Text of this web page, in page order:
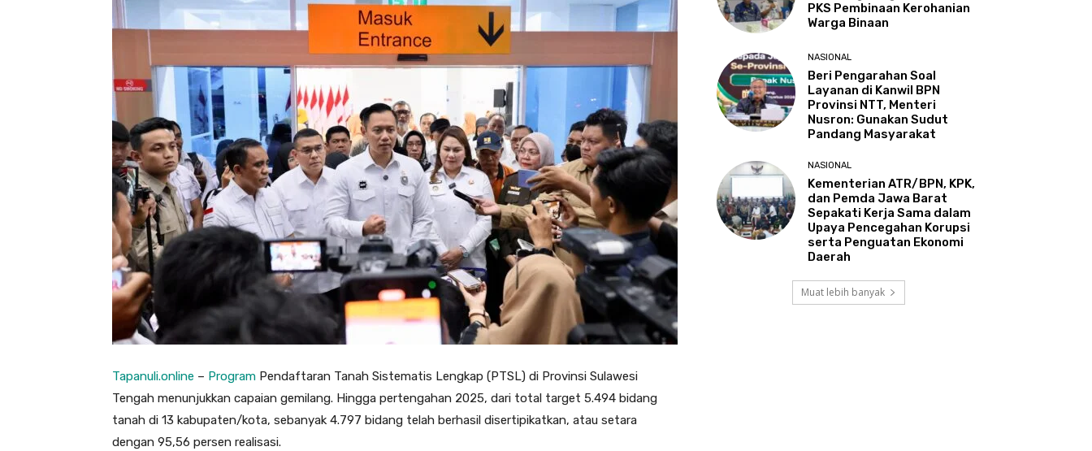
Tapanuli.online – Program Pendaftaran Tanah Sistematis Lengkap (PTSL) di Provinsi Sulawesi
Tengah menunjukkan capaian gemilang. Hingga pertengahan 2025, dari total target 5.494 bidang
tanah di 13 kabupaten/kota, sebanyak 4.797 bidang telah berhasil disertipikatkan, atau setara
dengan 95,56 persen realisasi.
PKS Pembinaan Kerohanian
Warga Binaan
NASIONAL
Beri Pengarahan Soal
Layanan di Kanwil BPN
Provinsi NTT, Menteri
Nusron: Gunakan Sudut
Pandang Masyarakat
NASIONAL
Kementerian ATR/BPN, KPK,
dan Pemda Jawa Barat
Sepakati Kerja Sama dalam
Upaya Pencegahan Korupsi
serta Penguatan Ekonomi
Daerah
Muat lebih banyak